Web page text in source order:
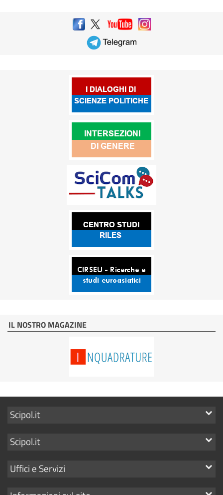
IL NOSTRO MAGAZINE
Mostra
link
Scipol.it
Mostra
link
Scipol.it
Mostra
Uffici e Servizi